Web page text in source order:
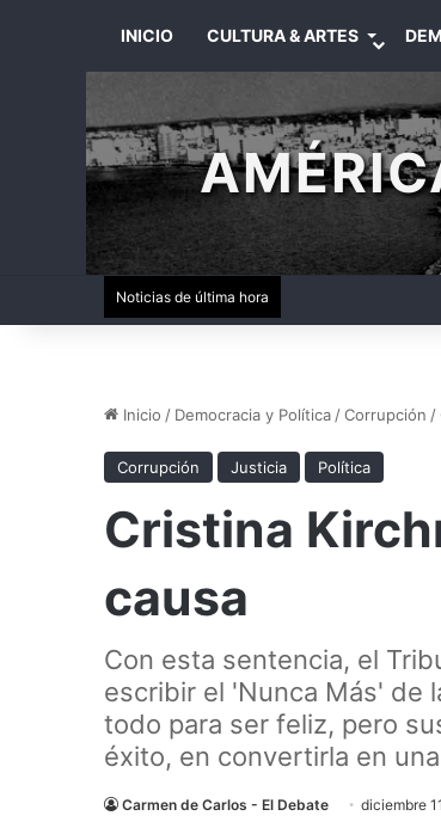
INICIO CULTURA & ARTES
Noticias de última hora
Inicio / Democracia y Política /Corrupción /
Corrupción Justicia Política
Cristina
causa
Con esta sentencia, el
escribir el 'Nunca Más' de
todo para ser feliz, pero
éxito, en convertirla en
Carmen de Carlos - El Debate diciembre